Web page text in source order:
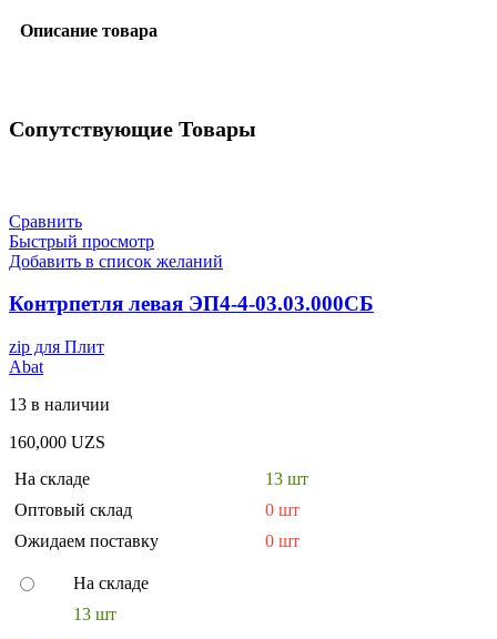
Описание товара
Сопутствующие Товары
Сравнить
Быстрый просмотр
Добавить в список желаний
Контрпетля левая ЭП4-4-03.03.000СБ
zip для Плит
Abat
13 в наличии
160,000 UZS
На складе
13 шт
Оптовый склад
0 шт
Ожидаем поставку
0 шт
На складе
13 шт